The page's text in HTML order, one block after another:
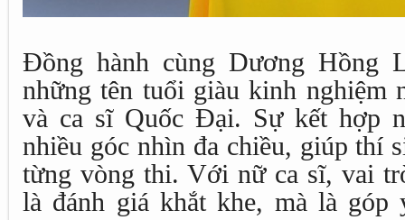
Đồng hành cùng Dương Hồng
những tên tuổi giàu kinh nghiệm
và ca sĩ Quốc Đại. Sự kết hợp
nhiều góc nhìn đa chiều, giúp thí
từng vòng thi. Với nữ ca sĩ, vai
là đánh giá khắt khe, mà là góp